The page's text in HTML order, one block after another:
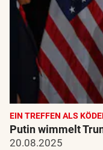
EIN TREFFEN ALS
Putin wimmelt
20.08.2025